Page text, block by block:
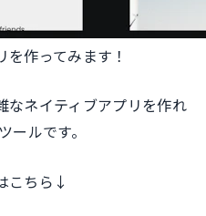
作ってみます！
ネイティブアプリを作れ
ールです。
こちら↓